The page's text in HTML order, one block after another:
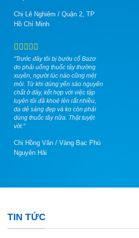
Chị Lê Nghiêm / Quận 2, TP
Hồ Chí Minh
"Trước đây tôi bị bướu cổ Bazơ
do phải uống thuốc tây thường
xuyên, người lúc nào cũng mệt
mỏi. Từ khi dùng yến sào nguyên
chất ở đây, kết hợp với việc tập
luyên tôi đã khoẻ lên rất nhiều,
da dẻ sáng đẹp và ko còn phải
dùng thuốc tây nữa. Thật tuyệt
vời."
Chị Hồng Vân / Vàng Bạc Phú
Nguyên Hải
TIN TỨC